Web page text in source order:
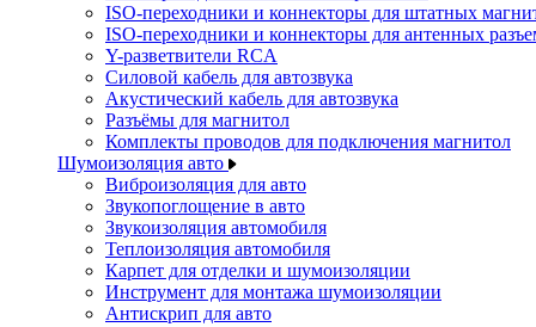
ISO-переходники и коннекторы для штатных
ISO-переходники и коннекторы для антенных
Y-разветвители RCA
Силовой кабель для автозвука
Акустический кабель для автозвука
Разъёмы для магнитол
Комплекты проводов для подключения магнитол
Шумоизоляция авто
Виброизоляция для авто
Звукопоглощение в авто
Звукоизоляция автомобиля
Теплоизоляция автомобиля
Карпет для отделки и шумоизоляции
Инструмент для монтажа шумоизоляции
Антискрип для авто